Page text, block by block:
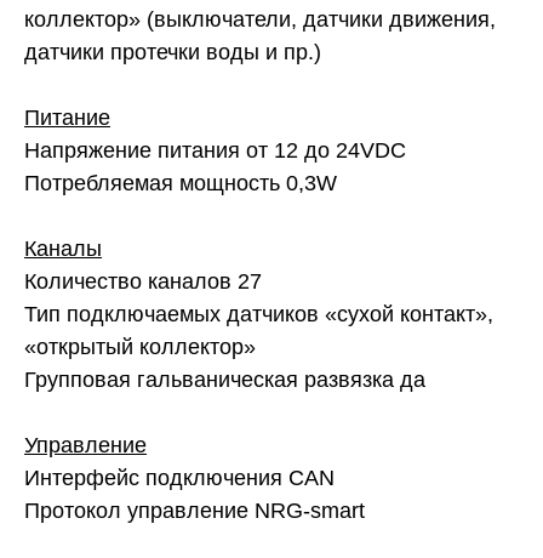
коллектор» (выключатели, датчики движения,
датчики протечки воды и пр.)
Питание
Напряжение питания от 12 до 24VDC
Потребляемая мощность 0,3W
Каналы
Количество каналов 27
Тип подключаемых датчиков «сухой контакт»,
«открытый коллектор»
Групповая гальваническая развязка да
Управление
Интерфейс подключения CAN
Протокол управление NRG-smart